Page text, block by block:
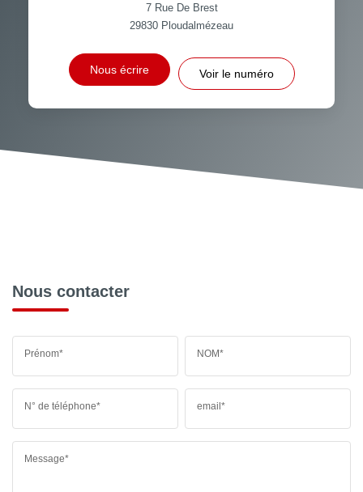
7 Rue De Brest
29830 Ploudalmézeau
Nous écrire Voir le numéro
Nous contacter
Prénom* NOM*
N° de téléphone* email*
Message*